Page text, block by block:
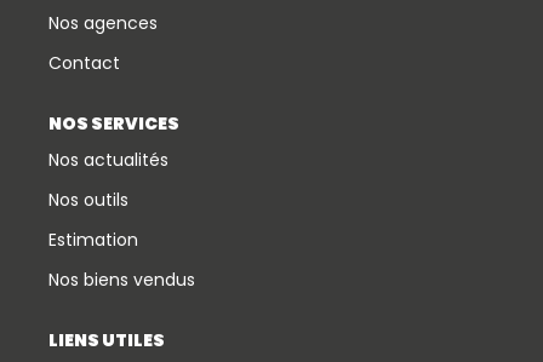
Nos agences
Contact
NOS SERVICES
Nos actualités
Nos outils
Estimation
Nos biens vendus
LIENS UTILES